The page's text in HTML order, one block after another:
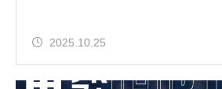
2025.10.25